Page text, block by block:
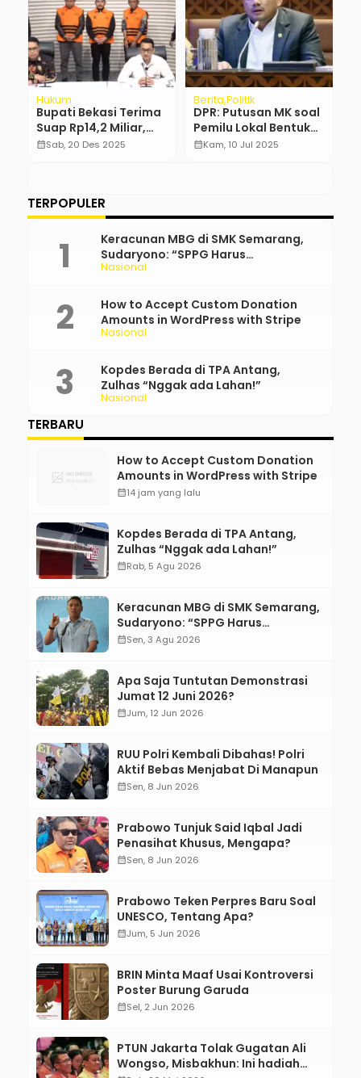
Hukum
Komnas Perempuan
Desak Perlindungan
Khusus bagi
calendar_monthSen, 14 Jul 2025
Regional
Gugatan Warga ke
Khofifah: Pemutihan
Pajak Kendaraan
calendar_monthSen, 5 Mei 2025
TERPOPULER
Nasional
Keracunan MBG di SMK Semarang,
Sudaryono: “SPPG Harus
Bertanggung Jawab!”
Nasional
How to Accept Custom Donation
Amounts in WordPress with Stripe
Nasional
Kopdes Berada di TPA Antang,
Zulhas “Nggak ada Lahan!”
TERBARU
How to Accept Custom Donation
Amounts in WordPress with Stripe
calendar_month14 jam yang lalu
Kopdes Berada di TPA Antang,
Zulhas “Nggak ada Lahan!”
calendar_monthRab, 5 Agu 2026
Keracunan MBG di SMK Semarang,
Sudaryono: “SPPG Harus
Bertanggung Jawab!”
calendar_monthSen, 3 Agu 2026
Apa Saja Tuntutan Demonstrasi
Jumat 12 Juni 2026?
calendar_monthJum, 12 Jun 2026
RUU Polri Kembali Dibahas! Polri
Aktif Bebas Menjabat Di Manapun
calendar_monthSen, 8 Jun 2026
Prabowo Tunjuk Said Iqbal Jadi
Penasihat Khusus, Mengapa?
calendar_monthSen, 8 Jun 2026
Prabowo Teken Perpres Baru Soal
UNESCO, Tentang Apa?
calendar_monthJum, 5 Jun 2026
BRIN Minta Maaf Usai Kontroversi
Poster Burung Garuda
calendar_monthSel, 2 Jun 2026
PTUN Jakarta Tolak Gugatan Ali
Wongso, Misbakhun: Ini hadiah